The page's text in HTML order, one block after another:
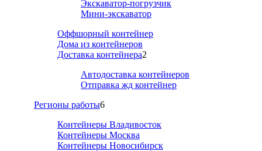
Экскаватор-погрузчик
Мини-экскаватор
Оффшорный контейнер
Дома из контейнеров
Доставка контейнера2
Автодоставка контейнеров
Отправка жд контейнер
Регионы работы6
Контейнеры Владивосток
Контейнеры Москва
Контейнеры Новосибирск